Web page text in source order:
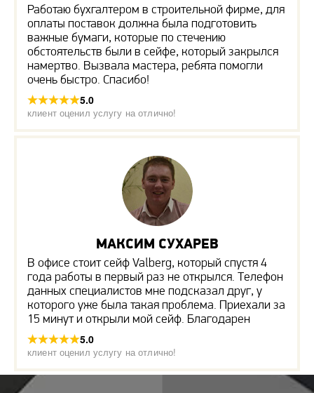
Работаю бухгалтером в строительной фирме, для
оплаты поставок должна была подготовить
важные бумаги, которые по стечению
обстоятельств были в сейфе, который закрылся
намертво. Вызвала мастера, ребята помогли
очень быстро. Спасибо!
5.0
клиент оценил услугу на отлично!
МАКСИМ СУХАРЕВ
В офисе стоит сейф Valberg, который спустя 4
года работы в первый раз не открылся. Телефон
данных специалистов мне подсказал друг, у
которого уже была такая проблема. Приехали за
15 минут и открыли мой сейф. Благодарен
5.0
клиент оценил услугу на отлично!